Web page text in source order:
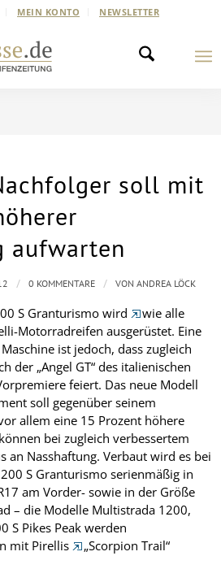
MEIN KONTO NEWSLETTER
soll mit
aufwarten
S Granturismo wird
wie alle
Motorradreifen ausgerüstet. Eine
ist jedoch, dass zugleich
der „Angel GT“ des italienischen
feiert. Das neue Modell
soll gegenüber seinem
vor allem eine 15 Prozent höhere
bei zugleich verbessertem
an Nasshaftung. Verbaut wird es bei
S Granturismo serienmäßig in
am Vorder- sowie in der Größe
– die Modelle Multistrada 1200,
S Pikes Peak werden
mit Pirellis
„Scorpion Trail“
/ 0 KOMMENTARE / VONANDREA LÖCK